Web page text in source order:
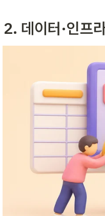
2. 데이터·인프